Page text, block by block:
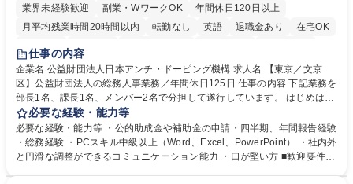
業界未経験歓迎
副業・WワークOK
年間休日120日以上
月平均残業時間20時間以内
転勤なし 英語 退職金あり
在宅OK
賞与あり
育休あり
食事補助あり
仕事の内容
企業名 公益財団法人日本アンチ・ドーピング機構 求人名 【東京／文京
区】公益財団法人の総務人事業務／年間休日125日 仕事の内容 下記業務を
部長1名、課長1名、メンバー2名で分担して遂行しています。 はじめは担
当者として業務を覚えていただき、ゆくゆくはリーダーやマネージャーポ
ジションとして活躍いただくことを期待しています。 【総務・人事グルー
プの業務内容】 ・人事制度関連 ・採用活動 ・教育研修の企画、実行 ・勤
怠管理 ・官公庁への各種提出 ・法定の会議運営（評議員会、理事会） ・
必要な経験・能力等
必要な経験・能力等 ・公的助成金や補助金の申請・四半期、年間報告経験
・総務経験 ・PCスキル中級以上（Word、Excel、PowerPoint） ・社内外
と円滑な調整ができるコミュニケーション能力 ・口が堅い方 ■歓迎要件